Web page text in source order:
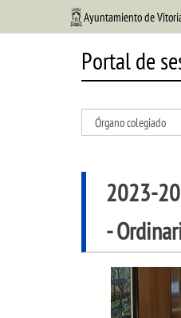
Ayuntamiento de
Portal de
2023-
-